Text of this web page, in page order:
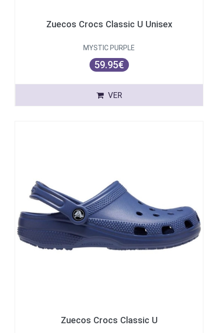
Zuecos Crocs Classic U Unisex
MYSTIC PURPLE
59.95€
VER
Zuecos Crocs Classic U